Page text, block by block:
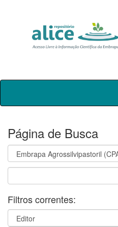
Skip
Página de Busca
Filtros correntes: